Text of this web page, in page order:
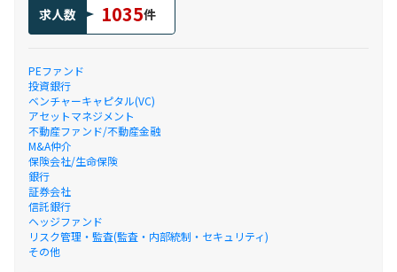
求人数 1035件
PEファンド
投資銀行
ベンチャーキャピタル(VC)
アセットマネジメント
不動産ファンド/不動産金融
M&A仲介
保険会社/生命保険
銀行
証券会社
信託銀行
ヘッジファンド
リスク管理・監査(監査・内部統制・セキュリティ)
その他